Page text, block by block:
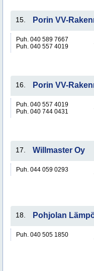
15. Porin VV-
Puh. 040 589 7667
Puh. 040 557 4019
16. Porin VV-
Puh. 040 557 4019
Puh. 040 744 0431
17. Willmaster Oy
Puh. 044 059 0293
18. Pohjolan
Puh. 040 505 1850